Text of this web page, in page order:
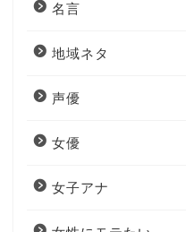
名言
地域ネタ
声優
女優
女子アナ